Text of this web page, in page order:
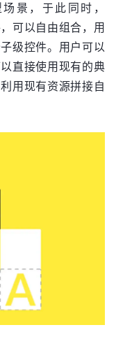
景，于此同时，
可以自由组合，用
级控件。用户可以
直接使用现有的典
用现有资源拼接自